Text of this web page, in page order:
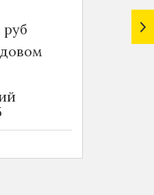
руб
ID 6429
50